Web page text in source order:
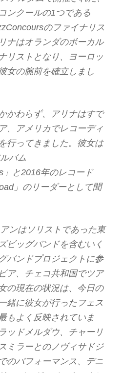
ンクールの1つである
のファイナリス
ナはオランダのボーカル
リストとなり、ヨーロッ
女の腕前を確立しまし
かわらず、アリナはすで
、アメリカでレコーディ
行ってきました。彼女は
バム
」と2016年のレコード
」のリーダーとして聞
ンはソリストであった東
ビッグバンドを含むいく
バンドプロジェクトに参
ア、チェコ共和国でツア
の現在の状況は、今日の
緒に彼女が行ったフェス
もよく反映されていま
ッドメルダウ、チャーリ
ミラーとのノヴィサドジ
のパフォーマンス、デニ